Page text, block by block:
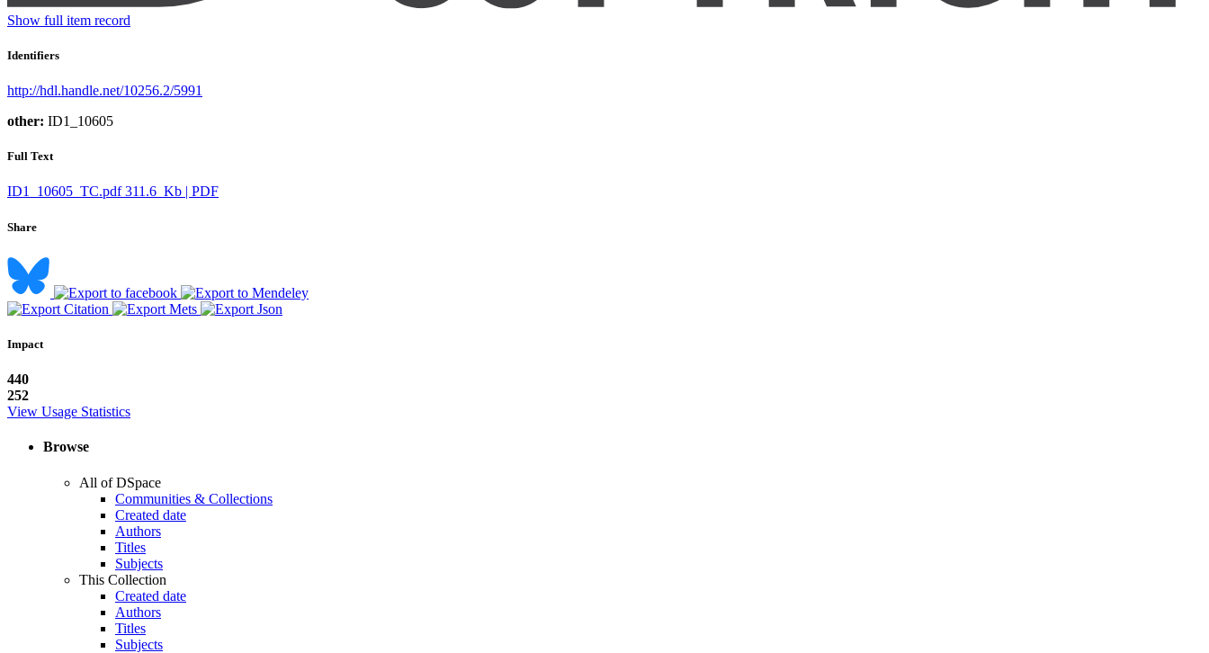
Show full item record
Identifiers
http://hdl.handle.net/10256.2/5991
other: ID1_10605
Full Text
ID1_10605_TC.pdf 311.6 Kb | PDF
Share
Impact
440
252
View Usage Statistics
Browse
All of DSpace
Communities & Collections
Created date
Authors
Titles
Subjects
This Collection
Created date
Authors
Titles
Subjects